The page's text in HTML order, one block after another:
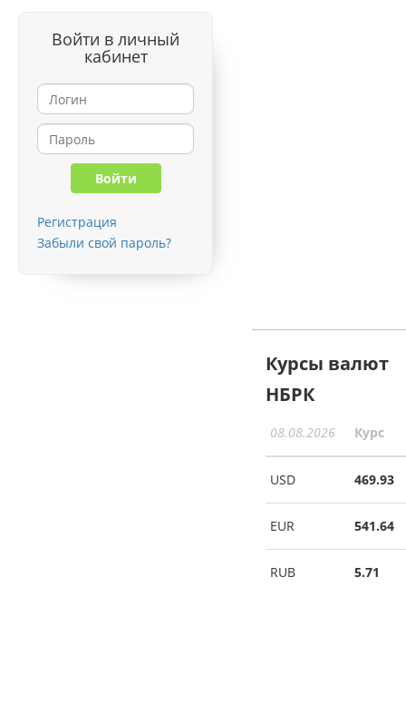
Войти в личный
кабинет
Регистрация
Забыли свой пароль?
Курсы валют
НБРК
08.08.2026 Курс
USD 469.93
EUR 541.64
RUB 5.71